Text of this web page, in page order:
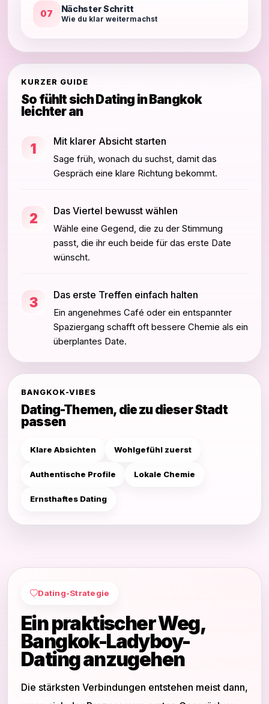
07 Nächster Schritt
Wie du klar weitermachst
KURZER GUIDE
So fühlt sich Dating in Bangkok
leichter an
1 Mit klarer Absicht starten
Sage früh, wonach du suchst, damit das
Gespräch eine klare Richtung bekommt.
2 Das Viertel bewusst wählen
Wähle eine Gegend, die zu der Stimmung
passt, die ihr euch beide für das erste Date
wünscht.
3 Das erste Treffen einfach halten
Ein angenehmes Café oder ein entspannter
Spaziergang schafft oft bessere Chemie als ein
überplantes Date.
BANGKOK-VIBES
Dating-Themen, die zu dieser Stadt
passen
Klare Absichten Wohlgefühl zuerst
Authentische Profile Lokale Chemie
Ernsthaftes Dating
Dating-Strategie
Ein praktischer Weg,
Bangkok-Ladyboy-
Dating anzugehen
Die stärksten Verbindungen entstehen meist dann,